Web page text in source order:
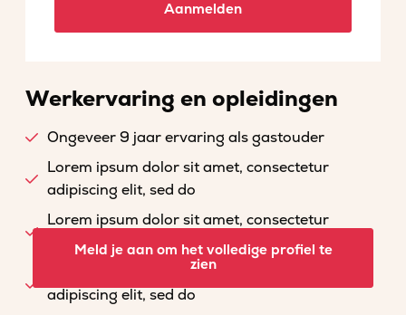
Aanmelden
Werkervaring en opleidingen
Ongeveer 9 jaar ervaring als gastouder
Lorem ipsum dolor sit amet, consectetur
adipiscing elit, sed do
Lorem ipsum dolor sit amet, consectetur
adipiscing elit, sed do
Lorem ipsum dolor sit amet, consectetur
adipiscing elit, sed do
Meld je aan om het volledige profiel te
zien